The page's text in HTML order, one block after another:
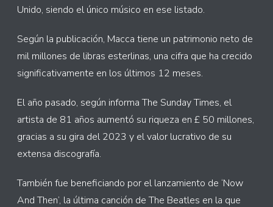
Unido, siendo el único músico en ese listado.
Según la publicación, Macca tiene un patrimonio neto de
mil millones de libras esterlinas, una cifra que ha crecido
significativamente en los últimos 12 meses.
El año pasado, según informa The Sunday Times, el
artista de 81 años aumentó su riqueza en £ 50 millones,
gracias a su gira del 2023 y el valor lucrativo de su
extensa discografía.
También fue beneficiando por el lanzamiento de ‘Now
And Then’, la última canción de The Beatles en la que